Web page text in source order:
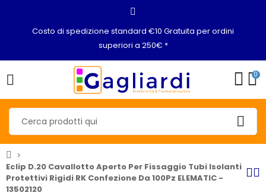
Costo di spedizione standard €10 Gratuita per ordini
superiori a 250€ *
0
Eclip D.20 Cavallotto Aperto Per Fissaggio Tubi Isolanti
Protettivi Rigidi RK Confezione Da 100Pz ELEMATIC -
13502120